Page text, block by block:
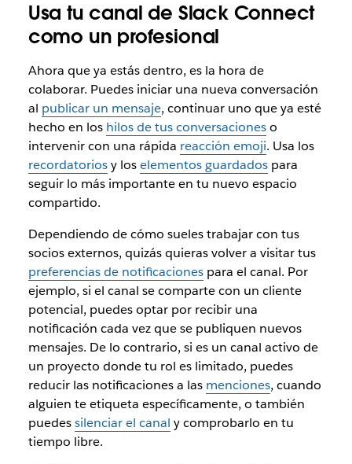
Usa tu canal de Slack Connect
como un profesional
Ahora que ya estás dentro, es la hora de
colaborar. Puedes iniciar una nueva conversación
al publicar un mensaje, continuar uno que ya esté
hecho en los hilos de tus conversacioneso
intervenir con una rápida reacción emoji. Usa los
recordatoriosy loselementos guardadospara
seguir lo más importante en tu nuevo espacio
compartido.
Dependiendo de cómo sueles trabajar con tus
socios externos, quizás quieras volver a visitar tus
preferencias de notificacionespara el canal. Por
ejemplo, si el canal se comparte con un cliente
potencial, puedes optar por recibir una
notificación cada vez que se publiquen nuevos
mensajes. De lo contrario, si es un canal activo de
un proyecto donde tu rol es limitado, puedes
reducir las notificaciones a las menciones, cuando
alguien te etiqueta específicamente, o también
puedessilenciar el canal y comprobarlo en tu
tiempo libre.